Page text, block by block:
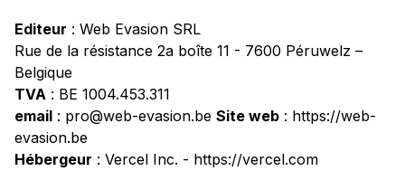
Editeur : Web Evasion SRL
Rue de la résistance 2a boîte 11 - 7600 Péruwelz –
Belgique
TVA : BE 1004.453.311
email : pro@web-evasion.be Site web : https://web-
evasion.be
Hébergeur : Vercel Inc. - https://vercel.com